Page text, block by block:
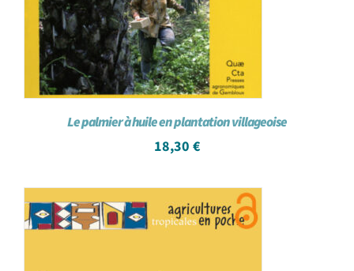
Le palmier à huile en plantation villageoise
18,30 €